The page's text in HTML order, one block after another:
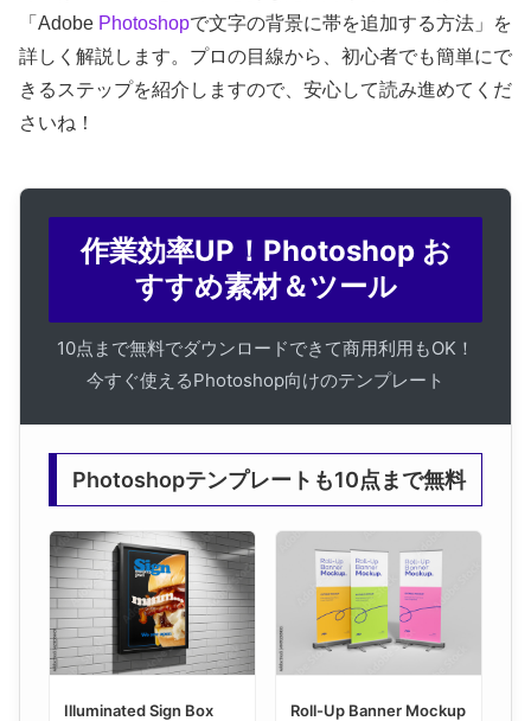
「Adobe Photoshopで文字の背景に帯を追加する方法」を
詳しく解説します。プロの目線から、初心者でも簡単にで
きるステップを紹介しますので、安心して読み進めてくだ
さいね！
作業効率UP！Photoshop お
すすめ素材＆ツール
10点まで無料でダウンロードできて商用利用もOK！
今すぐ使えるPhotoshop向けのテンプレート
Photoshopテンプレートも10点まで無料
Illuminated Sign Box
Roll-Up Banner Mockup